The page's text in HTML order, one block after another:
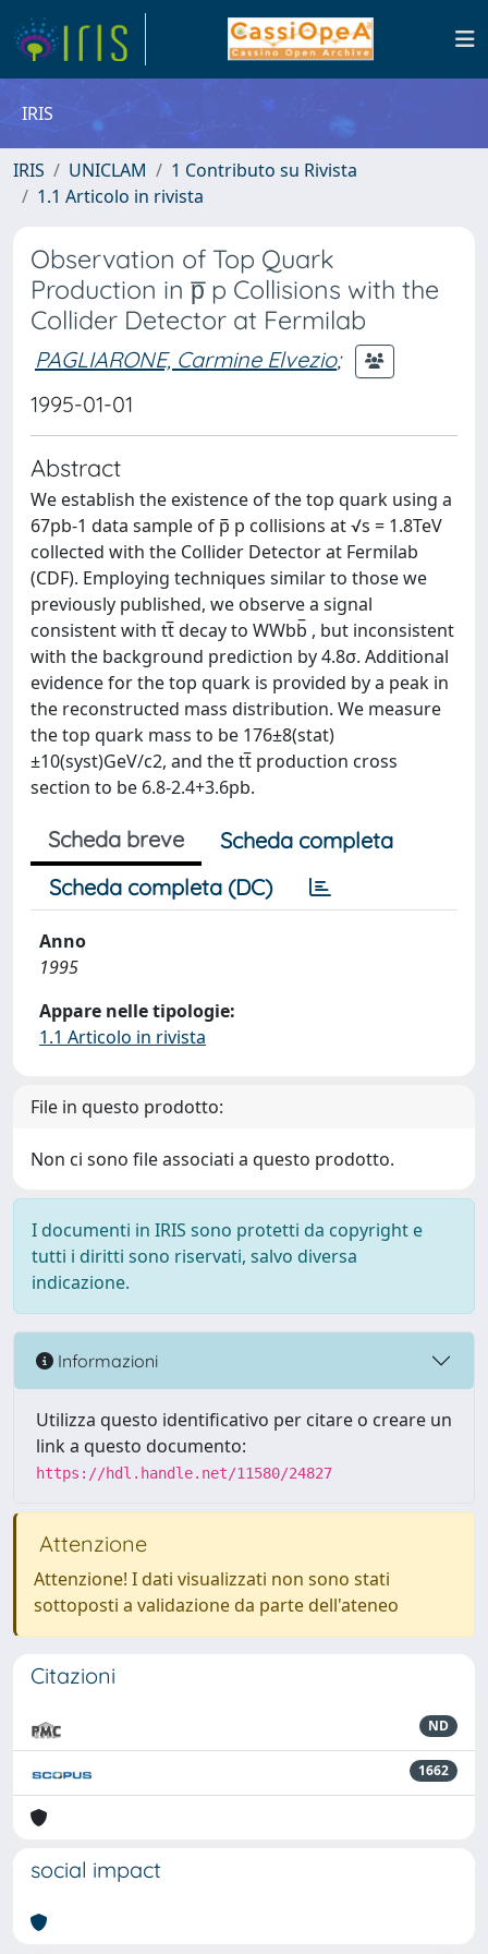
IRIS
IRIS UNICLAM
1 Contributo su Rivista
1.1 Articolo in rivista
Observation of Top Quark
Production in p̅ p Collisions with the
Collider Detector at Fermilab
PAGLIARONE, Carmine Elvezio;
1995-01-01
Abstract
We establish the existence of the top quark using a
67pb-1 data sample of p̅ p collisions at √s = 1.8TeV
collected with the Collider Detector at Fermilab
(CDF). Employing techniques similar to those we
previously published, we observe a signal
consistent with tt̅ decay to WWbb̅ , but inconsistent
with the background prediction by 4.8σ. Additional
evidence for the top quark is provided by a peak in
the reconstructed mass distribution. We measure
the top quark mass to be 176±8(stat)
±10(syst)GeV/c2, and the tt̅ production cross
section to be 6.8-2.4+3.6pb.
Scheda breve
Scheda completa
Scheda completa (DC)
Anno
1995
Appare nelle tipologie:
1.1 Articolo in rivista
File in questo prodotto:
Non ci sono file associati a questo prodotto.
I documenti in IRIS sono protetti da copyright e
tutti i diritti sono riservati, salvo diversa
indicazione.
Informazioni
Utilizza questo identificativo per citare o creare un
link a questo documento:
https://hdl.handle.net/11580/24827
Attenzione
Attenzione! I dati visualizzati non sono stati
sottoposti a validazione da parte dell'ateneo
Citazioni
ND
1662
social impact